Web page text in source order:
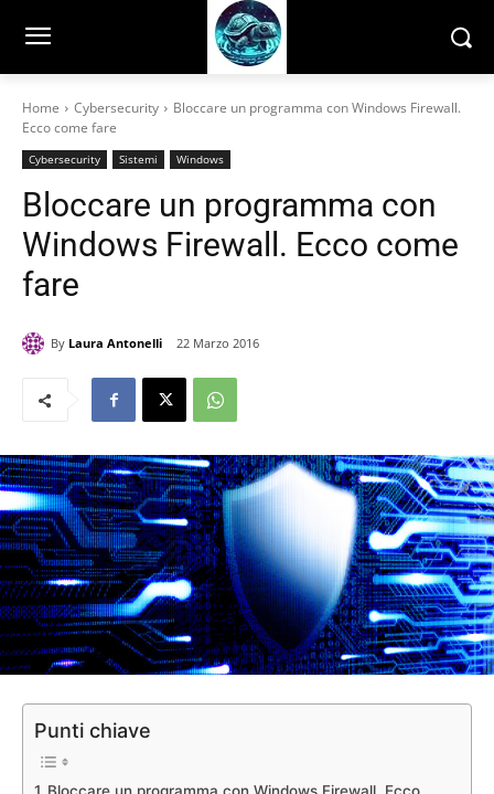
Home Cybersecurity
Bloccare un programma con Windows Firewall.
Ecco come fare
Cybersecurity Sistemi Windows
Bloccare un programma con
Windows Firewall. Ecco come
fare
By Laura Antonelli 22 Marzo 2016
Punti chiave